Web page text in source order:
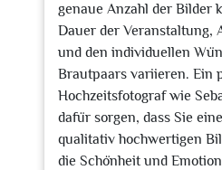
genaue Anzahl der Bilder
Dauer der Veranstaltung,
und den individuellen
Brautpaars variieren. Ein
Hochzeitsfotograf wie
dafür sorgen, dass Sie
qualitativ hochwertigen
die Schönheit und